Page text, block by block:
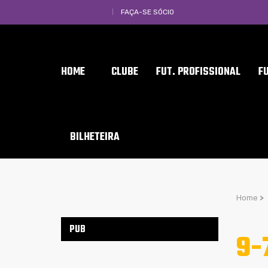
FAÇA-SE SÓCIO
HOME CLUBE FUT. PROFISSIONAL
BILHETEIRA
Home >
9-
PUB